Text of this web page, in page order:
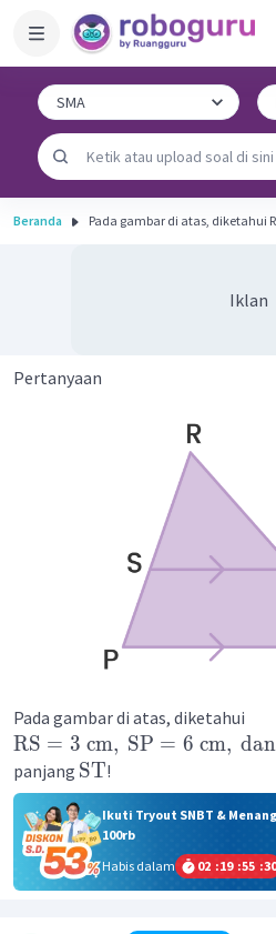
Beranda Pada gambar di atas, diketahui
Iklan
Pertanyaan
Pada gambar di atas, diketahui
RS = 3 cm, SP = 6 cm, dan
panjang ST!
Ikuti Tryout SNBT &
100rb
Habis dalam
02 :19 :55 :30